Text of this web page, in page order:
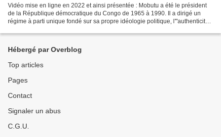
Vidéo mise en ligne en 2022 et ainsi présentée : Mobutu a été le président
de la République démocratique du Congo de 1965 à 1990. Il a dirigé un
régime à parti unique fondé sur sa propre idéologie politique, l'"authenticité".
Hébergé par Overblog
Top articles
Pages
Contact
Signaler un abus
C.G.U.